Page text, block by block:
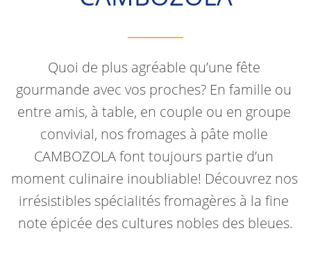
Quoi de plus agréable qu’une fête
gourmande avec vos proches? En famille ou
entre amis, à table, en couple ou en groupe
convivial, nos fromages à pâte molle
CAMBOZOLA font toujours partie d’un
moment culinaire inoubliable! Découvrez nos
irrésistibles spécialités fromagères à la fine
note épicée des cultures nobles des bleues.